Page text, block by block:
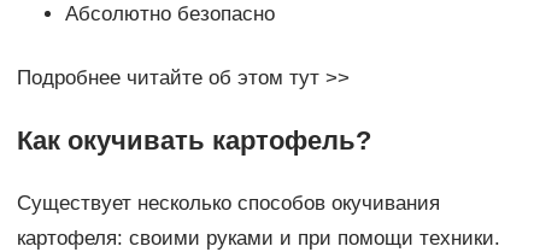
Абсолютно безопасно
Подробнее читайте об этом тут >>
Как окучивать картофель?
Существует несколько способов окучивания
картофеля: своими руками и при помощи техники.